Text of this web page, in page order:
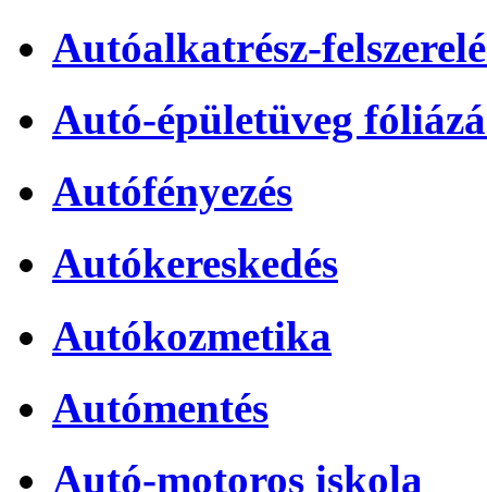
Autóalkatrész-
Autó-épületüveg
Autófényezés
Autókereskedés
Autókozmetika
Autómentés
Autó-motoros iskola